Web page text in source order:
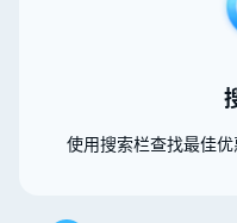
使用搜索栏查找最佳优